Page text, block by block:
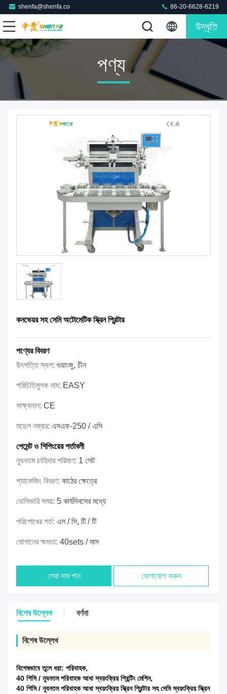
shenfa@shenfa.co 86-20-6628-6219
উদ্ধৃতি
পণ্য
কনভেয়র সহ সেমি অটোমেটিক স্ক্রিন প্রিন্টার
পণ্যের বিবরণ
উৎপত্তি স্থল: গুয়াংজু, চীন
পরিচিতিমুলক নাম: EASY
সাক্ষ্যদান: CE
মডেল নম্বার: এসএফ-250 / এসি
পেমেন্ট ও শিপিংয়ের শর্তাবলী
ন্যূনতম চাহিদার পরিমাণ: 1 সেট
প্যাকেজিং বিবরণ: কাঠের ক্ষেত্রে
ডেলিভারি সময়: 5 কার্যদিবসের মধ্যে
পরিশোধের শর্ত: এল / সি, টি / টি
যোগানের ক্ষমতা: 40sets / মাস
সেরা দাম পান যোগাযোগ করুন
বিশেষ উল্লেখ বর্ণনা
বিশেষ উল্লেখ
বিশেষভাবে তুলে ধরা: পরিবাহক,
40 পিসি / ন্যূনতম পরিবাহক আধা স্বয়ংক্রিয় প্রিন্টিং মেশিন,
40 পিসি / ন্যূনতম পরিবাহক আধা স্বয়ংক্রিয় স্ক্রিন প্রিন্টার সহ সেমি স্বয়ংক্রিয় স্ক্রিন